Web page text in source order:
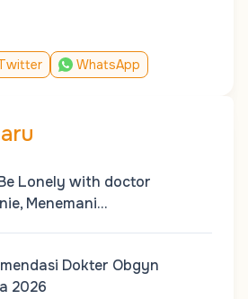
WhatsApp
Lonely with doctor
Menemani…
Dokter Obgyn
2026